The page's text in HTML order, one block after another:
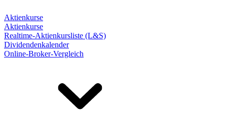
Aktienkurse
Aktienkurse
Realtime-Aktienkursliste (L&S)
Dividendenkalender
Online-Broker-Vergleich